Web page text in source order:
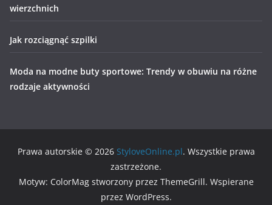
wierzchnich
Jak rozciągnąć szpilki
Moda na modne buty sportowe: Trendy w obuwiu na różne
rodzaje aktywności
Prawa autorskie © 2026 StyloveOnline.pl. Wszystkie prawa
zastrzeżone.
Motyw: ColorMag stworzony przez ThemeGrill. Wspierane
przez WordPress.